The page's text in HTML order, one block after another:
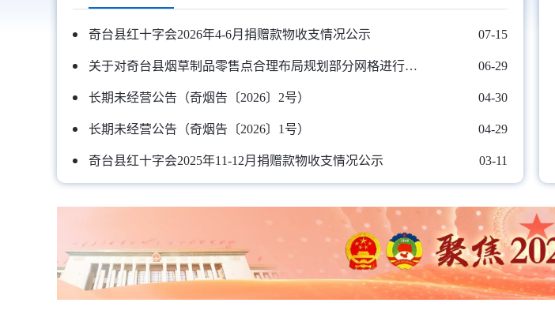
奇台县红十字会2026年4-6月捐赠款物收支情况公示 07-15
关于对奇台县烟草制品零售点合理布局规划部分网格进行动态调整的公告 06-29
长期未经营公告（奇烟告〔2026〕2号） 04-30
长期未经营公告（奇烟告〔2026〕1号） 04-29
奇台县红十字会2025年11-12月捐赠款物收支情况公示 03-11